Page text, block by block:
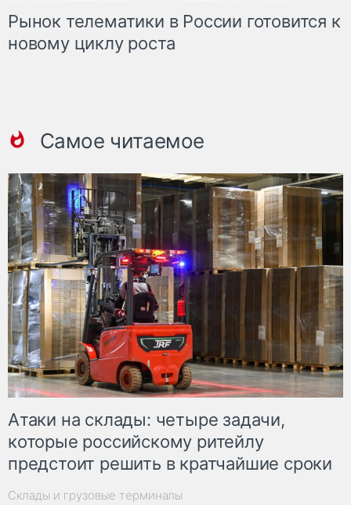
Рынок телематики в России готовится к
новому циклу роста
Самое читаемое
Атаки на склады: четыре задачи,
которые российскому ритейлу
предстоит решить в кратчайшие сроки
Склады и грузовые терминалы